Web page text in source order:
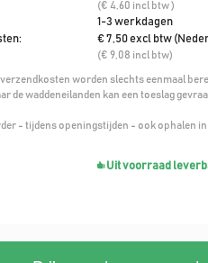
(€ 4,60 incl btw )
1-3 werkdagen
€ 7,50 excl btw
(€ 9,08 incl btw)
verzendkosten worden slechts eenmaal
de waddeneilanden kan een toeslag
- tijdens openingstijden - ook ophalen
Uit voorraad